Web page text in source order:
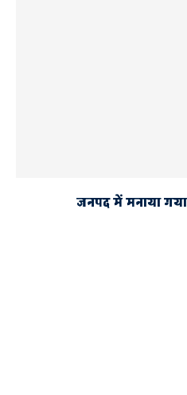
जनपद में मनाया